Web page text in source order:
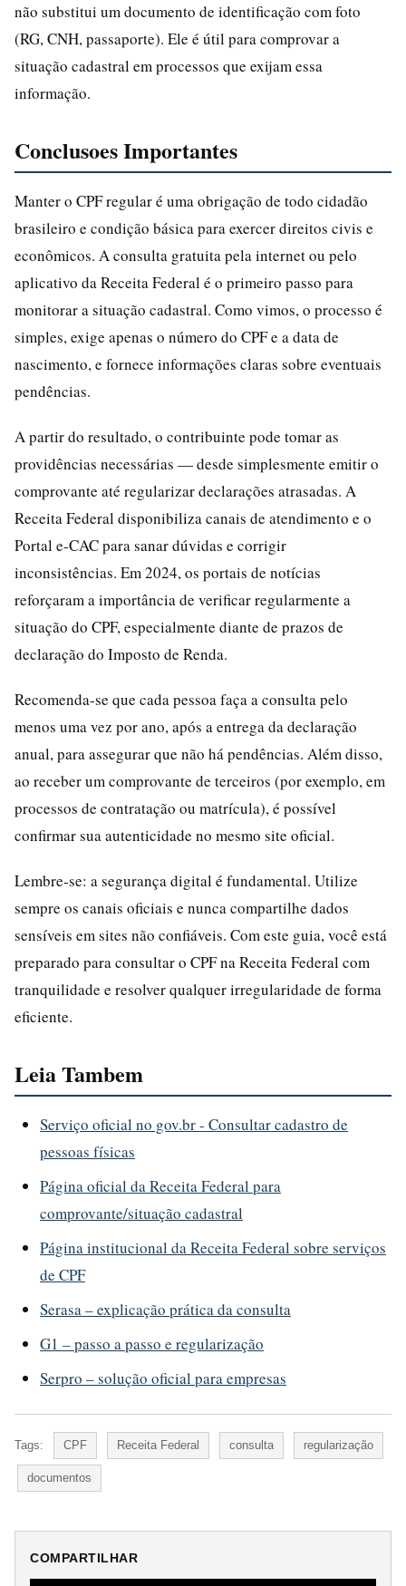
não substitui um documento de identificação com foto
(RG, CNH, passaporte). Ele é útil para comprovar a
situação cadastral em processos que exijam essa
informação.
Conclusoes Importantes
Manter o CPF regular é uma obrigação de todo cidadão
brasileiro e condição básica para exercer direitos civis e
econômicos. A consulta gratuita pela internet ou pelo
aplicativo da Receita Federal é o primeiro passo para
monitorar a situação cadastral. Como vimos, o processo é
simples, exige apenas o número do CPF e a data de
nascimento, e fornece informações claras sobre eventuais
pendências.
A partir do resultado, o contribuinte pode tomar as
providências necessárias — desde simplesmente emitir o
comprovante até regularizar declarações atrasadas. A
Receita Federal disponibiliza canais de atendimento e o
Portal e-CAC para sanar dúvidas e corrigir
inconsistências. Em 2024, os portais de notícias
reforçaram a importância de verificar regularmente a
situação do CPF, especialmente diante de prazos de
declaração do Imposto de Renda.
Recomenda-se que cada pessoa faça a consulta pelo
menos uma vez por ano, após a entrega da declaração
anual, para assegurar que não há pendências. Além disso,
ao receber um comprovante de terceiros (por exemplo, em
processos de contratação ou matrícula), é possível
confirmar sua autenticidade no mesmo site oficial.
Lembre-se: a segurança digital é fundamental. Utilize
sempre os canais oficiais e nunca compartilhe dados
sensíveis em sites não confiáveis. Com este guia, você está
preparado para consultar o CPF na Receita Federal com
tranquilidade e resolver qualquer irregularidade de forma
eficiente.
Leia Tambem
Serviço oficial no gov.br - Consultar cadastro de
pessoas físicas
Página oficial da Receita Federal para
comprovante/situação cadastral
Página institucional da Receita Federal sobre serviços
de CPF
Serasa – explicação prática da consulta
G1 – passo a passo e regularização
Serpro – solução oficial para empresas
Tags: CPF Receita Federal consulta regularização
documentos
COMPARTILHAR